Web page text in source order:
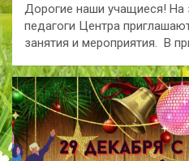
Дорогие наши учащиеся! На
педагоги Центра
занятия и мероприятия. В